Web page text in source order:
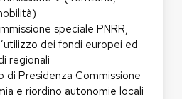
speciale PNRR,
dei fondi europei ed
regionali
di Presidenza Commissione
e riordino autonomie locali